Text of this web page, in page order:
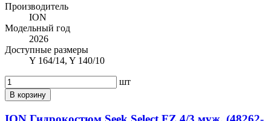
Производитель
ION
Модельный год
2026
Доступные размеры
Y 164/14, Y 140/10
шт
В корзину